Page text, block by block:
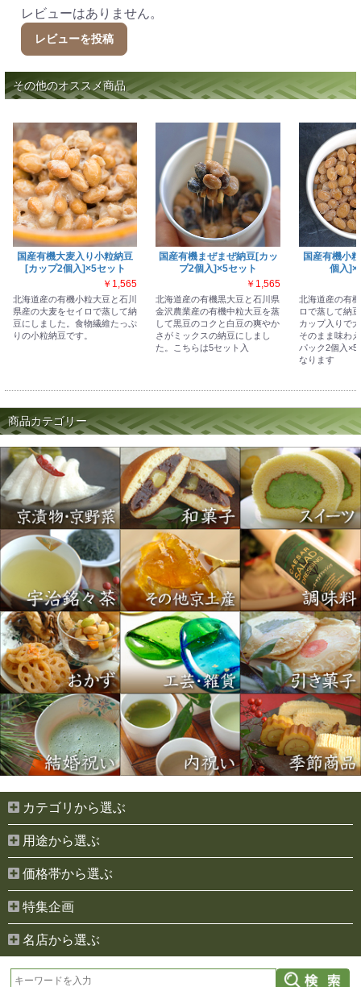
レビューはありません。
レビューを投稿
その他のオススメ商品
国産有機大麦入り小粒納豆
[カップ2個入]×5セット
￥1,565
北海道産の有機小粒大豆と石川
県産の大麦をセイロで蒸して納
豆にしました。食物繊維たっぷ
りの小粒納豆です。
国産有機まぜまぜ納豆[カッ
プ2個入]×5セット
￥1,565
北海道産の有機黒大豆と石川県
金沢農業産の有機中粒大豆を蒸
して黒豆のコクと白豆の爽やか
さがミックスの納豆にしまし
た。こちらは5セット入
国産有機小
個入
北海道産の有
ロで蒸して納
カップ入りで
そのまま味わ
パック2個入×5
なります
商品カテゴリー
カテゴリから選ぶ
用途から選ぶ
価格帯から選ぶ
特集企画
名店から選ぶ